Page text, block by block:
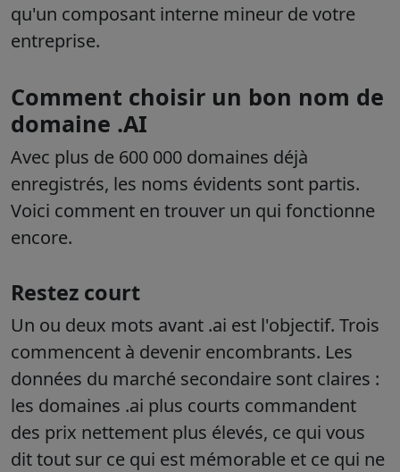
qu'un composant interne mineur de votre
entreprise.
Comment choisir un bon nom de
domaine .AI
Avec plus de 600 000 domaines déjà
enregistrés, les noms évidents sont partis.
Voici comment en trouver un qui fonctionne
encore.
Restez court
Un ou deux mots avant .ai est l'objectif. Trois
commencent à devenir encombrants. Les
données du marché secondaire sont claires :
les domaines .ai plus courts commandent
des prix nettement plus élevés, ce qui vous
dit tout sur ce qui est mémorable et ce qui ne